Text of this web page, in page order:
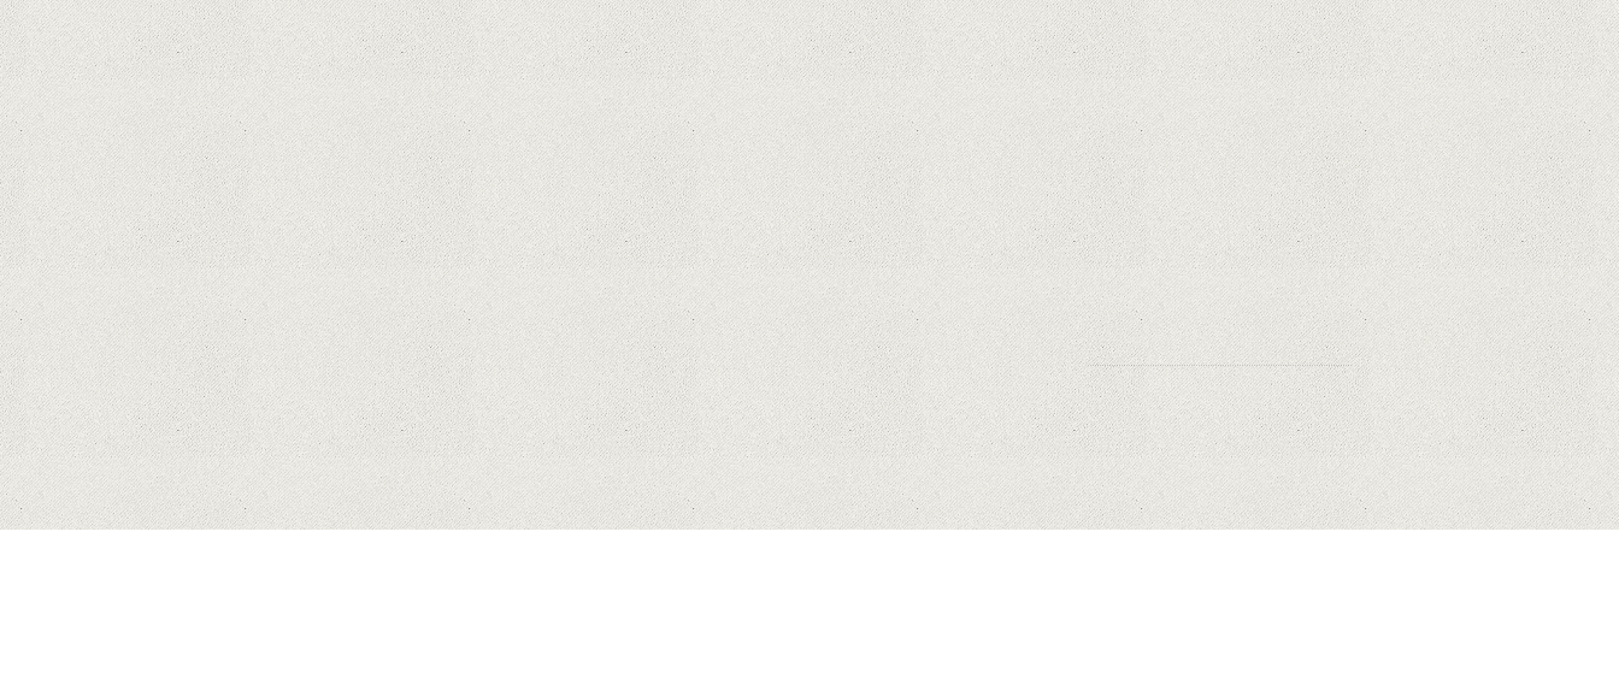
Samsung Galaxy S21 Ultra: cel mai
bun telefon Android de pe piață
Orange a inclus telefoane premium
recondiționate în portofoliul său;
Cum sunt prețurile față de alte
platforme similare?